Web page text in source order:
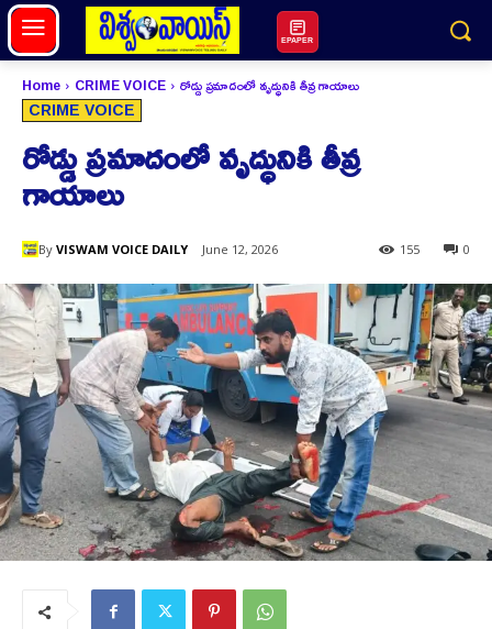
EPAPER
Home CRIME VOICE రోడ్డు ప్రమాదంలో వృద్ధునికి తీవ్ర గాయాలు
CRIME VOICE
రోడ్డు ప్రమాదంలో వృద్ధునికి తీవ్ర
గాయాలు
By VISWAM VOICE DAILY June 12, 2026 0
155